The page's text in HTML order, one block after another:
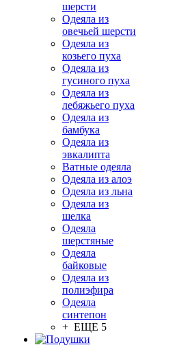
шерсти
Одеяла из
овечьей шерсти
Одеяла из
козьего пуха
Одеяла из
гусиного пуха
Одеяла из
лебяжьего пуха
Одеяла из
бамбука
Одеяла из
эвкалипта
Ватные одеяла
Одеяла из алоэ
Одеяла из льна
Одеяла из
шелка
Одеяла
шерстяные
Одеяла
байковые
Одеяла из
полиэфира
Одеяла
синтепон
+ ЕЩЕ 5